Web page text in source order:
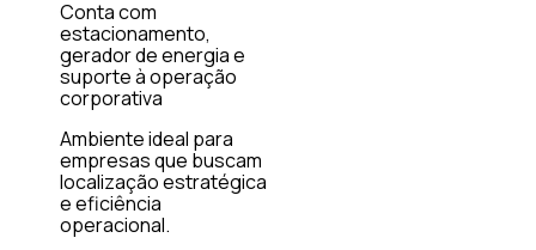
Conta com
estacionamento,
gerador de energia e
suporte à operação
corporativa
Ambiente ideal para
empresas que buscam
localização estratégica
e eficiência
operacional.